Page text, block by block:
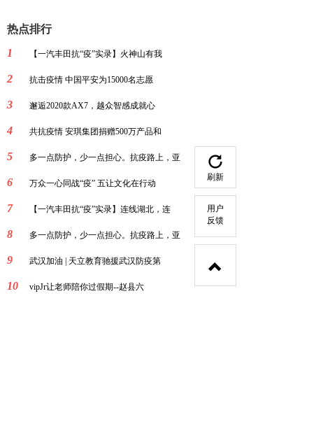
热点排行
1
【一汽丰田抗“疫”实录】火神山有我
2 抗击疫情 中国平安为15000名志愿
3 邂逅2020款AX7，越众智感成就心
4 共抗疫情 安琪集团捐赠500万产品和
5 多一点防护，少一点担心。抗疫路上，亚
6 万众一心同战“疫” 五让文化在行动
7 【一汽丰田抗“疫”实录】连线湖北，连
8 多一点防护，少一点担心。抗疫路上，亚
9 武汉加油 | 天立教育驰援武汉防疫第
10 vipJr让老师陪你过假期--赵县六
刷新
用户
反馈